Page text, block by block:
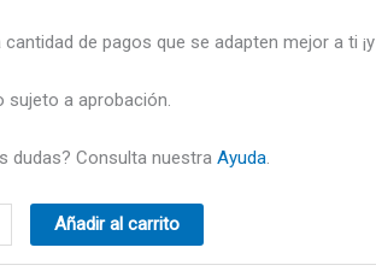
cantidad de pagos que se adapten mejor a ti ¡y
sujeto a aprobación.
dudas? Consulta nuestra Ayuda.
Añadir al carrito